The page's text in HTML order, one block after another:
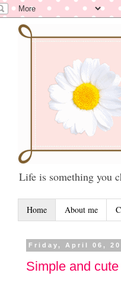
Life is something you
Home About me
Friday, April 06,
Simple and